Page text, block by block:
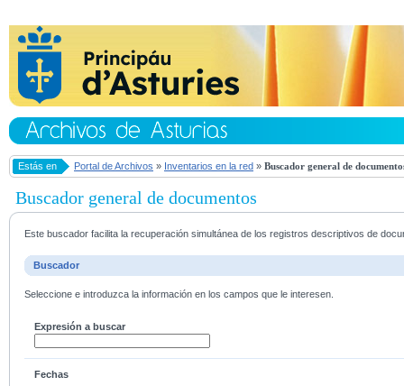
Estás en Portal de Archivos » Inventarios en la red » Buscador general de
Buscador general de documentos
Este buscador facilita la recuperación simultánea de los registros descriptivos de
Buscador
Seleccione e introduzca la información en los campos que le interesen.
Expresión a buscar
Fechas